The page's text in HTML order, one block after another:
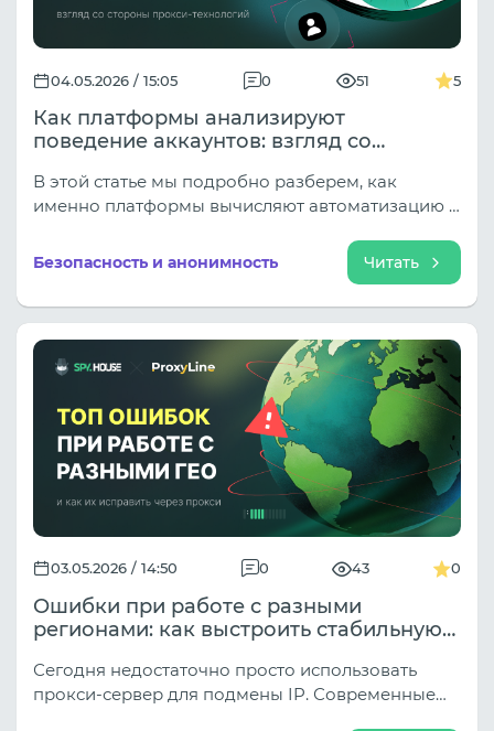
04.05.2026 / 15:05 0 51 5
Как платформы анализируют
поведение аккаунтов: взгляд со
В этой статье мы подробно разберем, как
именно платформы вычисляют автоматизацию и
анонимности, если использовать их
Безопасность и анонимность Читать
03.05.2026 / 14:50 0 43 0
Ошибки при работе с разными
регионами: как выстроить стабильную
Сегодня недостаточно просто использовать
прокси-сервер для подмены IP. Современные